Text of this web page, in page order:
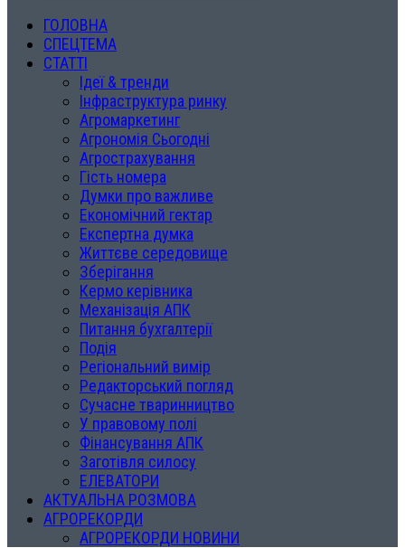
ГОЛОВНА
СПЕЦТЕМА
СТАТТІ
Ідеї & тренди
Інфраструктура ринку
Агромаркетинг
Агрономія Сьогодні
Агрострахування
Гість номера
Думки про важливе
Економічний гектар
Експертна думка
Життєве середовище
Зберігання
Кермо керівника
Механізація АПК
Питання бухгалтерії
Подія
Регіональний вимір
Редакторський погляд
Сучасне тваринництво
У правовому полі
Фінансування АПК
Заготівля силосу
ЕЛЕВАТОРИ
АКТУАЛЬНА РОЗМОВА
АГРОРЕКОРДИ
АГРОРЕКОРДИ НОВИНИ